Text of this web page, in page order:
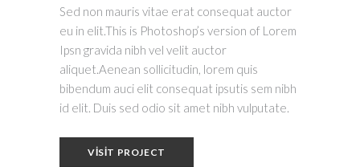
Sed non mauris vitae erat consequat auctor
eu in elit.This is Photoshop’s version of Lorem
Ipsn gravida nibh vel velit auctor
aliquet.Aenean sollicitudin, lorem quis
bibendum auci elit consequat ipsutis sem nibh
id elit. Duis sed odio sit amet nibh vulputate.
VISIT PROJECT